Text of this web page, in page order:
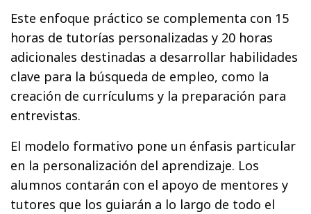
Este enfoque práctico se complementa con 15
horas de tutorías personalizadas y 20 horas
adicionales destinadas a desarrollar habilidades
clave para la búsqueda de empleo, como la
creación de currículums y la preparación para
entrevistas.
El modelo formativo pone un énfasis particular
en la personalización del aprendizaje. Los
alumnos contarán con el apoyo de mentores y
tutores que los guiarán a lo largo de todo el